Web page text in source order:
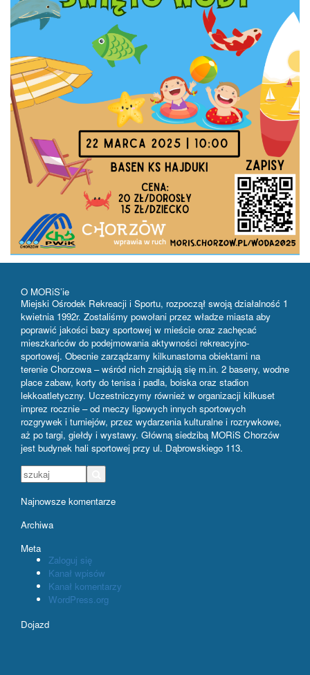
O MORiS’ie
Miejski Ośrodek Rekreacji i Sportu, rozpoczął swoją działalność 1
kwietnia 1992r. Zostaliśmy powołani przez władze miasta aby
poprawić jakości bazy sportowej w mieście oraz zachęcać
mieszkańców do podejmowania aktywności rekreacyjno-
sportowej. Obecnie zarządzamy kilkunastoma obiektami na
terenie Chorzowa – wśród nich znajdują się m.in. 2 baseny, wodne
place zabaw, korty do tenisa i padla, boiska oraz stadion
lekkoatletyczny. Uczestniczymy również w organizacji kilkuset
imprez rocznie – od meczy ligowych innych sportowych
rozgrywek i turniejów, przez wydarzenia kulturalne i rozrywkowe,
aż po targi, giełdy i wystawy. Główną siedzibą MORiS Chorzów
jest budynek hali sportowej przy ul. Dąbrowskiego 113.
Najnowsze komentarze
Archiwa
Meta
Zaloguj się
Kanał wpisów
Kanał komentarzy
WordPress.org
Dojazd